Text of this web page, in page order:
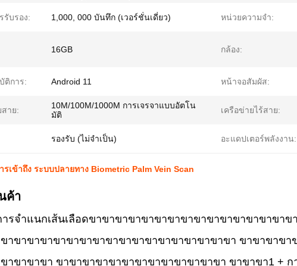
รับรอง: 1,000, 000 บันทึก (เวอร์ชั่นเดี่ยว) หน่วยความจำ:
16GB กล้อง:
ติการ: Android 11 หน้าจอสัมผัส:
สาย:
10M/100M/1000M การเจรจาแบบอัตโน
มัติ
เครือข่ายไร้สาย:
รองรับ (ไม่จำเป็น) อะแดปเตอร์พลังงาน:
เข้าถึง ระบบปลายทาง Biometric Palm Vein Scan
ค้า
ารจําแนกเส้นเลือดขาขาขาขาขาขาขาขาขาขาขาขาขาขาขา
าขาขาขาขาขาขาขาขาขาขาขาขาขาขาขาขาขา ขาขาขาข
าขาขาขา ขาขาขาขาขาขาขาขาขาขาขาขาขา ขาขาขา1 + ก